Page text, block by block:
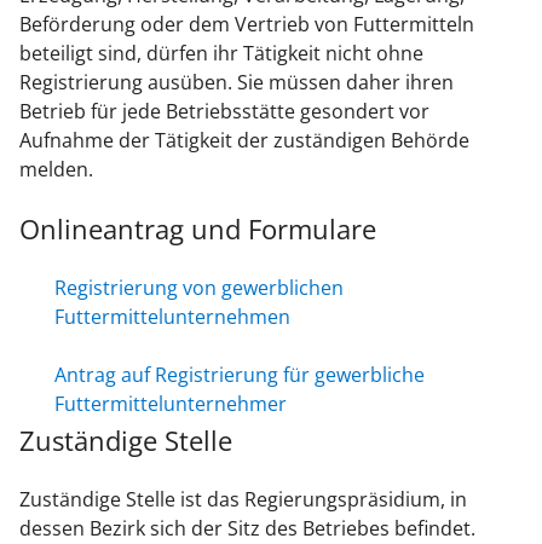
Beförderung oder dem Vertrieb von Futtermitteln
beteiligt sind, dürfen ihr Tätigkeit nicht ohne
Registrierung ausüben. Sie müssen daher ihren
Betrieb für jede Betriebsstätte gesondert vor
Aufnahme der Tätigkeit der zuständigen Behörde
melden.
Onlineantrag und Formulare
Registrierung von gewerblichen
Futtermittelunternehmen
Antrag auf Registrierung für gewerbliche
Futtermittelunternehmer
Zuständige Stelle
Zuständige Stelle ist das Regierungspräsidium, in
dessen Bezirk sich der Sitz des Betriebes befindet.